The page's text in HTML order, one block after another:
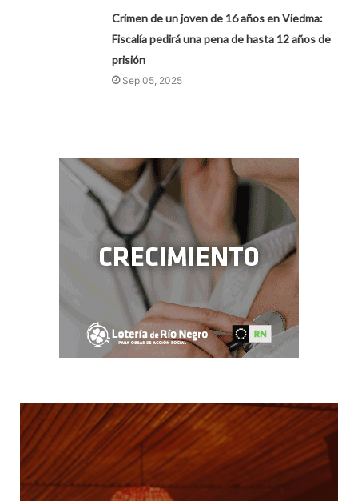
Crimen de un joven de 16 años en Viedma:
Fiscalía pedirá una pena de hasta 12 años de
prisión
Sep 05, 2025